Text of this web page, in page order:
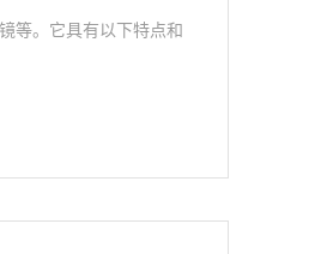
等。它具有以下特点和